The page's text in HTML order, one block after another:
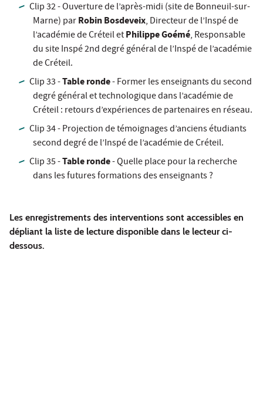
Clip 32 - Ouverture de l’après-midi (site de Bonneuil-sur-
Marne) parRobin Bosdeveix, Directeur de l’Inspé de
l’académie de Créteil etPhilippe Goémé, Responsable
du site Inspé 2nd degré général de l’Inspé de l’académie
de Créteil.
Clip 33 -Table ronde- Former les enseignants du second
degré général et technologique dans l’académie de
Créteil : retours d’expériences de partenaires en réseau.
Clip 34 - Projection de témoignages d’anciens étudiants
second degré de l’Inspé de l’académie de Créteil.
Clip 35 -Table ronde- Quelle place pour la recherche
dans les futures formations des enseignants ?
Les enregistrements des interventions sont accessibles en
dépliant la liste de lecture disponible dans le lecteur ci-
dessous.